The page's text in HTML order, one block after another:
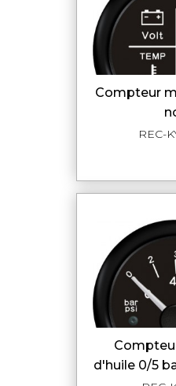
compteur multifonctions
REC-
compteur pression
d'huile 0/5